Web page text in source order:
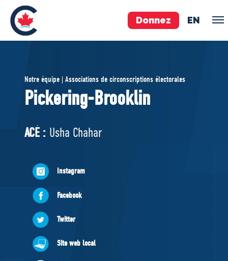
Donnez EN
ÉQUIPE
Pierre Poilievre
Vos députés conservateurs
Cabinet fantôme
Exécutif national
À PROPOS
Documents constitutifs
MÉDIAS
BÉNÉVOLE
Notre équipe | Associations de circonscriptions électorales
Pickering-Brooklin
ACÉ : Usha Chahar
Instagram
Facebook
Twitter
Site web local